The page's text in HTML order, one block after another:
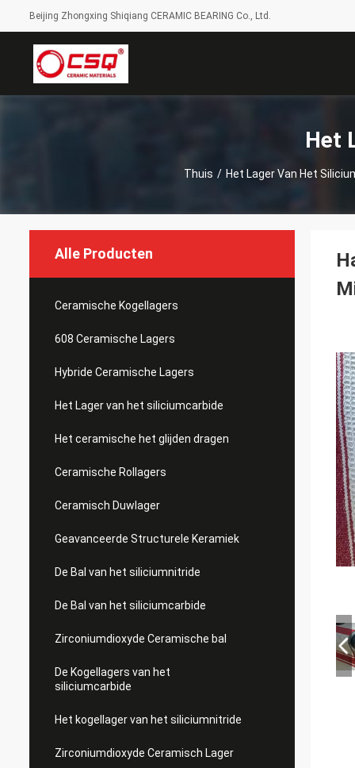
Beijing Zhongxing Shiqiang CERAMIC BEARING Co., Ltd.
Het
Thuis / Het Lager Van Het
Alle Producten
Ceramische Kogellagers
608 Ceramische Lagers
Hybride Ceramische Lagers
Het Lager van het siliciumcarbide
Het ceramische het glijden dragen
Ceramische Rollagers
Ceramisch Duwlager
Geavanceerde Structurele Keramiek
De Bal van het siliciumnitride
De Bal van het siliciumcarbide
Zirconiumdioxyde Ceramische bal
De Kogellagers van het
siliciumcarbide
Het kogellager van het siliciumnitride
Zirconiumdioxyde Ceramisch Lager